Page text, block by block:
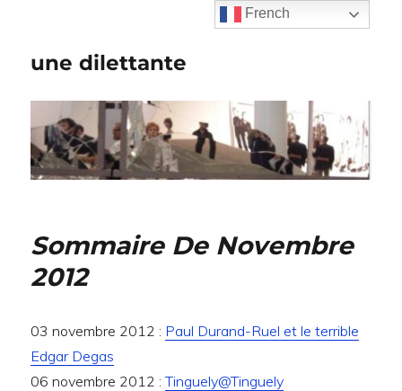
une dilettante
Sommaire De Novembre
2012
03 novembre 2012 : Paul Durand-Ruel et le terrible
Edgar Degas
06 novembre 2012 :Tinguely@Tinguely
French